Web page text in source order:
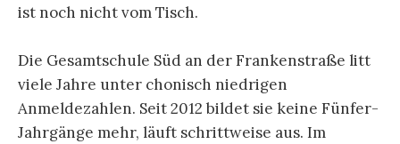
ist noch nicht vom Tisch.
Die Gesamtschule Süd an der Frankenstraße litt
viele Jahre unter chonisch niedrigen
Anmeldezahlen. Seit 2012 bildet sie keine Fünfer-
Jahrgänge mehr, läuft schrittweise aus. Im